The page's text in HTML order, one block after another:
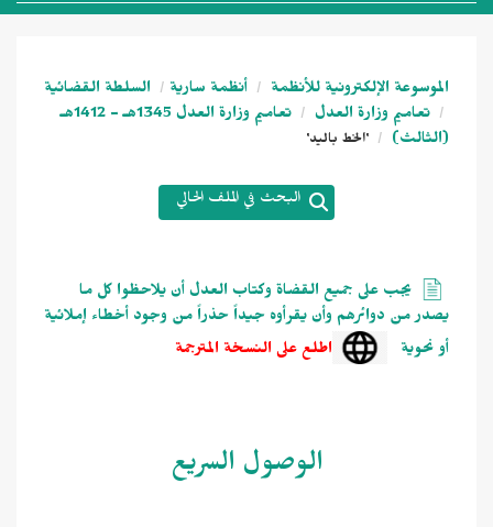
الموسوعة الإلكترونية للأنظمة أنظمة سارية
السلطة القضائية
تعاميم وزارة العدل
تعاميم وزارة العدل 1345هـ - 1412هـ
(الثالث)
'الخط باليد'
البحث في الملف الحالي
يجب على جميع القضاة وكتاب العدل أن يلاحظوا كل ما
يصدر من دوائرهم وأن يقرأوه جيداً حذراً من وجود أخطاء إملائية
أو نحوية
اطلع على النسخة المترجمة
الوصول السريع